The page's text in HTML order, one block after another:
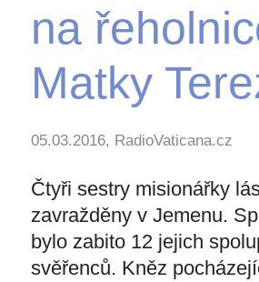
na
Matky
05.03.2016, RadioVaticana.cz
Čtyři sestry misionářky
zavražděny v Jemenu.
bylo zabito 12 jejich
svěřenců. Kněz